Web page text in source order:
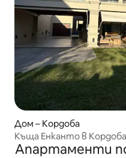
Дом – Кордоба
Къща Енканто в Кордоба
Апартаменти